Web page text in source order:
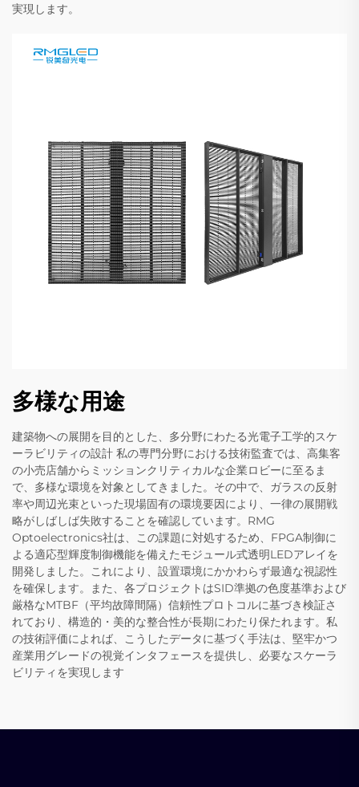
実現します。
多様な用途
建築物への展開を目的とした、多分野にわたる光電子工学的スケ
ーラビリティの設計 私の専門分野における技術監査では、高集客
の小売店舗からミッションクリティカルな企業ロビーに至るま
で、多様な環境を対象としてきました。その中で、ガラスの反射
率や周辺光束といった現場固有の環境要因により、一律の展開戦
略がしばしば失敗することを確認しています。RMG
Optoelectronics社は、この課題に対処するため、FPGA制御に
よる適応型輝度制御機能を備えたモジュール式透明LEDアレイを
開発しました。これにより、設置環境にかかわらず最適な視認性
を確保します。また、各プロジェクトはSID準拠の色度基準および
厳格なMTBF（平均故障間隔）信頼性プロトコルに基づき検証さ
れており、構造的・美的な整合性が長期にわたり保たれます。私
の技術評価によれば、こうしたデータに基づく手法は、堅牢かつ
産業用グレードの視覚インタフェースを提供し、必要なスケーラ
ビリティを実現します